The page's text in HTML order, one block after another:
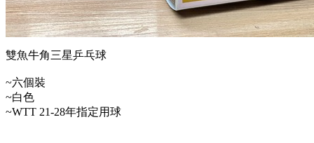
雙魚牛角三星乒乓球
~六個裝
~白色
~WTT 21-28年指定用球